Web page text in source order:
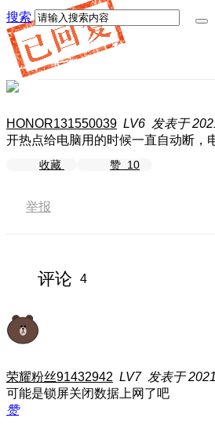
搜索
HONOR131550039 LV6 发表于
开热点给电脑用的时候一直自动断，
收藏 赞 10
举报
评论 4
荣耀粉丝91432942 LV7 发表于
可能是锁屏关闭数据上网了吧
赞